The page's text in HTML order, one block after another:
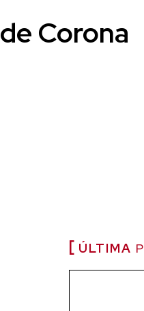
Corona
ÚLTIMA